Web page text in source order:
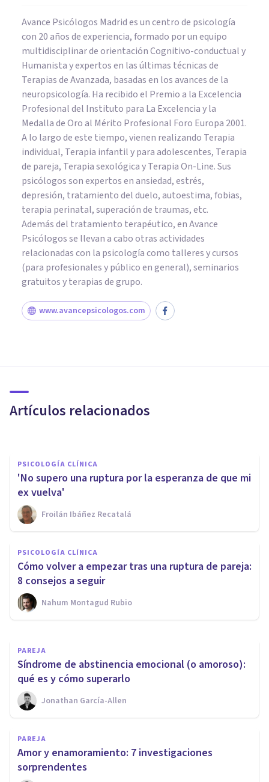
Avance Psicólogos Madrid es un centro de psicología
con 20 años de experiencia, formado por un equipo
multidisciplinar de orientación Cognitivo-conductual y
Humanista y expertos en las últimas técnicas de
Terapias de Avanzada, basadas en los avances de la
neuropsicología. Ha recibido el Premio a la Excelencia
Profesional del Instituto para La Excelencia y la
Medalla de Oro al Mérito Profesional Foro Europa 2001.
A lo largo de este tiempo, vienen realizando Terapia
individual, Terapia infantil y para adolescentes, Terapia
de pareja, Terapia sexológica y Terapia On-Line. Sus
psicólogos son expertos en ansiedad, estrés,
depresión, tratamiento del duelo, autoestima, fobias,
terapia perinatal, superación de traumas, etc.
Además del tratamiento terapéutico, en Avance
Psicólogos se llevan a cabo otras actividades
relacionadas con la psicología como talleres y cursos
(para profesionales y público en general), seminarios
gratuitos y terapias de grupo.
www.avancepsicologos.com
Artículos relacionados
pareja?
PSICOLOGÍA CLÍNICA
'No supero una ruptura por la esperanza de que mi
ex vuelva'
Froilán Ibáñez Recatalá
PSICOLOGÍA CLÍNICA
Cómo volver a empezar tras una ruptura de pareja:
8 consejos a seguir
Nahum Montagud Rubio
PSICOLOGÍA CLÍNICA
Los 9 errores comunes al
intentar superar una ruptura
de pareja
Tomás Santa Cecilia
PAREJA
Síndrome de abstinencia emocional (o amoroso):
qué es y cómo superarlo
Jonathan García-Allen
PAREJA
Amor y enamoramiento: 7 investigaciones
sorprendentes